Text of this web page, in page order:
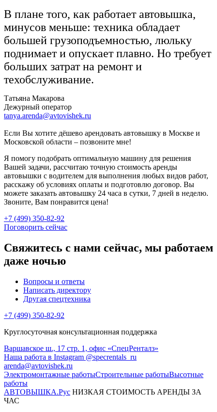
В плане того, как работает автовышка,
минусов меньше: техника обладает
большей грузоподъемностью, люльку
поднимает и опускает плавно. Но требует
больших затрат на ремонт и
техобслуживание.
Татьяна Макарова
Дежурный оператор
tanya.arenda@avtovishek.ru
Если Вы хотите дёшево арендовать автовышку в Москве и
Московской области – позвоните мне!
Я помогу подобрать оптимальную машину для решения
Вашей задачи, рассчитаю точную стоимость аренды
автовышки с водителем для выполнения любых видов работ,
расскажу об условиях оплаты и подготовлю договор. Вы
можете заказать автовышку 24 часа в сутки, 7 дней в неделю.
Звоните, Вам понравится цена!
+7 (499) 350-82-92
Поговорить сейчас
Свяжитесь с нами сейчас, мы работаем
даже ночью
Вопросы и ответы
Написать директору
Другая спецтехника
+7 (499) 350-82-92
Круглосуточная консультационная поддержка
Варшавское ш., 17 стр. 1, офис «СпецРенталз»
Наша работа в Instagram @specrentals_ru
arenda@avtovishek.ru
Электромонтажные работыСтроительные работыВысотные
работы
АВТОВЫШКА.Рус НИЗКАЯ СТОИМОСТЬ АРЕНДЫ ЗА
ЧАС